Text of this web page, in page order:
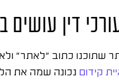
דין עושים
קידום נכונה שמה את